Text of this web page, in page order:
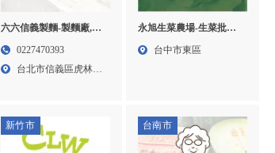
六六信義製麵-製麵廠,麵
條批發,台北製麵廠,信義
0227470393
台北市信義區虎林街
永旭生菜農場-生菜批發,
蔬菜批發,台中生菜批發,
台中市東區
新竹市 台南市